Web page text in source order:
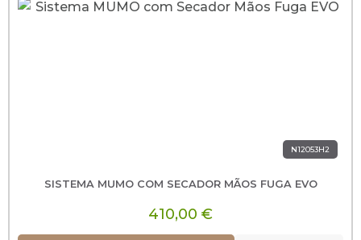
N12053H2
SISTEMA MUMO COM SECADOR MÃOS FUGA EVO
410,00 €